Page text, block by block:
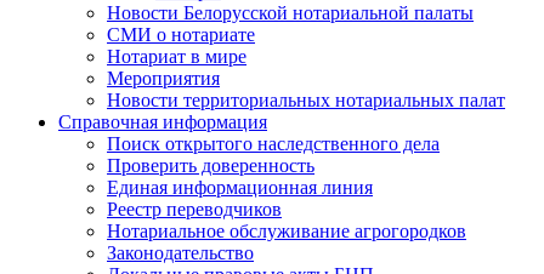
Новости Белорусской нотариальной палаты
СМИ о нотариате
Нотариат в мире
Мероприятия
Новости территориальных нотариальных палат
Справочная информация
Поиск открытого наследственного дела
Проверить доверенность
Единая информационная линия
Реестр переводчиков
Нотариальное обслуживание агрогородков
Законодательство